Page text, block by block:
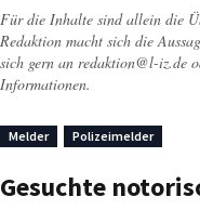
Für die Inhalte sind allein die
Redaktion macht sich die
sich gern an redaktion@l-iz.de
Informationen.
Melder Polizeimelder
Gesuchte